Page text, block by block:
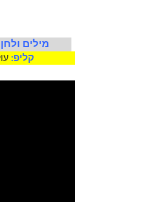
מילים
קליפ: